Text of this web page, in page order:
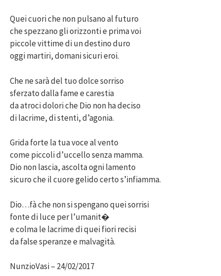
Quei cuori che non pulsano al futuro
che spezzano gli orizzonti e prima voi
piccole vittime di un destino duro
oggi martiri, domani sicuri eroi.
Che ne sarà del tuo dolce sorriso
sferzato dalla fame e carestia
da atroci dolori che Dio non ha deciso
di lacrime, di stenti, d’agonia.
Grida forte la tua voce al vento
come piccoli d’uccello senza mamma.
Dio non lascia, ascolta ogni lamento
sicuro che il cuore gelido certo s’infiamma.
Dio…fà che non si spengano quei sorrisi
fonte di luce per l’umanit�
e colma le lacrime di quei fiori recisi
da false speranze e malvagità.
NunzioVasi – 24/02/2017